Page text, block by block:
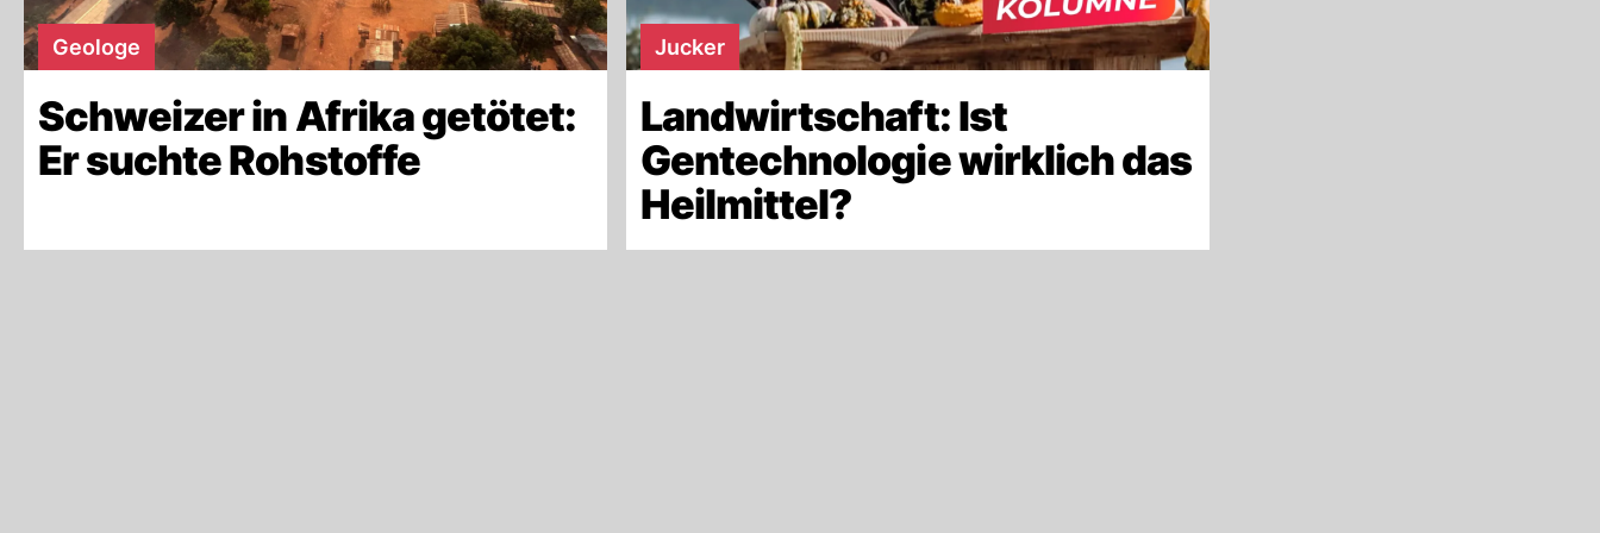
Geologe
Schweizer in Afrika getötet:
Er suchte Rohstoffe
Jucker
Landwirtschaft: Ist
Gentechnologie wirklich das
Heilmittel?